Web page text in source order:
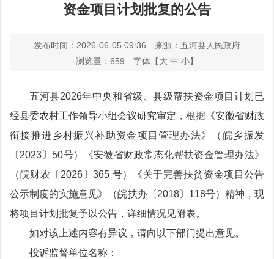
资金项目计划批复的公告
发布时间：2026-06-05 09:36
来源：五河县人民政府
浏览量： 659 字体【大 中 小】
五河县2026年中央和省级、县级帮扶资金项目计划已
经县委农村工作领导小组会议研究审定，根据《安徽省财政
衔接推进乡村振兴补助资金项目管理办法》（皖乡振发
〔2023〕50号）《安徽省财政常态化帮扶资金管理办法》
（皖财农〔2026〕365 号）《关于完善扶贫资金项目公告
公示制度的实施意见》（皖扶办〔2018〕118号）精神，现
将项目计划批复予以公告，详细情况见附表。
如对该上述内容有异议，请向以下部门提出意见。
投诉监督单位名称：